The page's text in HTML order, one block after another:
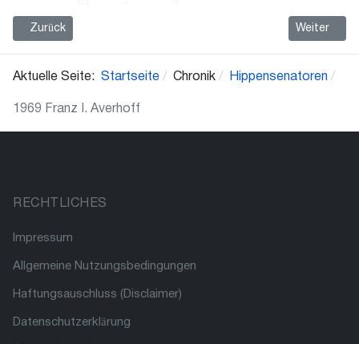
Vorheriger Beitrag: 1970 Egon I. Freiherr Droste zu Senden
Zurück Nächster
Weiter
Aktuelle Seite: Startseite Chronik Hippensenatoren
1969 Franz I. Averhoff
RECHTLICHES
Impressum
Allgemeine Nutzungsbedingungen
Haftungsauschluss (Disclaimer)
Datenschutzerklärung